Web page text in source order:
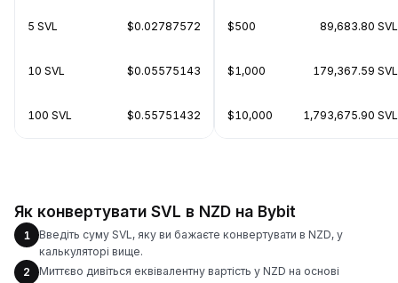
5 SVL $0.02787572
10 SVL $0.05575143
100 SVL $0.55751432
$500 89,683.80 SVL
$1,000 179,367.59 SVL
$10,000 1,793,675.90 SVL
Як конвертувати SVL в NZD на Bybit
1
Введіть суму SVL, яку ви бажаєте конвертувати в NZD, у
калькуляторі вище.
2
Миттєво дивіться еквівалентну вартість у NZD на основі